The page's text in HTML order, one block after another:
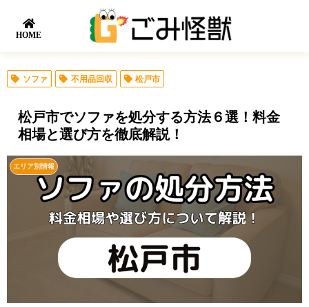
HOME
ソファ 不用品回収 松戸市
松戸市でソファを処分する方法６選！料金
相場と選び方を徹底解説！
エリア別情報